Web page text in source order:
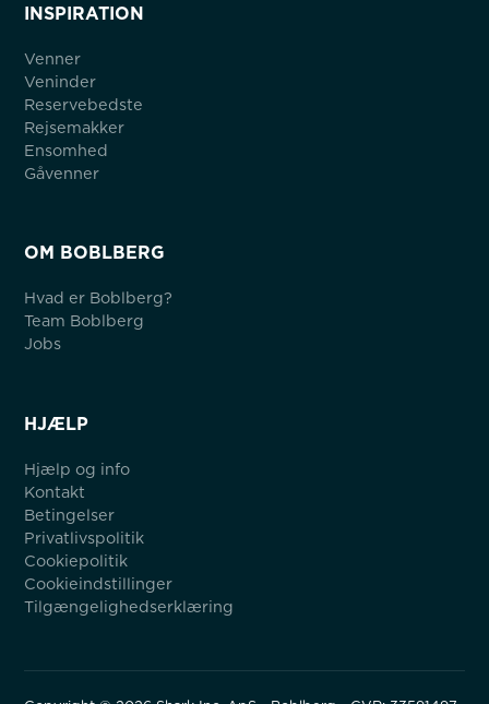
INSPIRATION
Venner
Veninder
Reservebedste
Rejsemakker
Ensomhed
Gåvenner
OM BOBLBERG
Hvad er Boblberg?
Team Boblberg
Jobs
HJÆLP
Hjælp og info
Kontakt
Betingelser
Privatlivspolitik
Cookiepolitik
Cookieindstillinger
Tilgængelighedserklæring